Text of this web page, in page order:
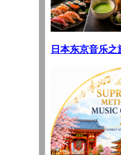
日本东京音乐之